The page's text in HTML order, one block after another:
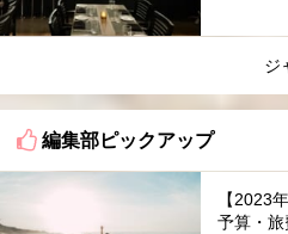
ジ
編集部ピックアップ
【2023
予算・